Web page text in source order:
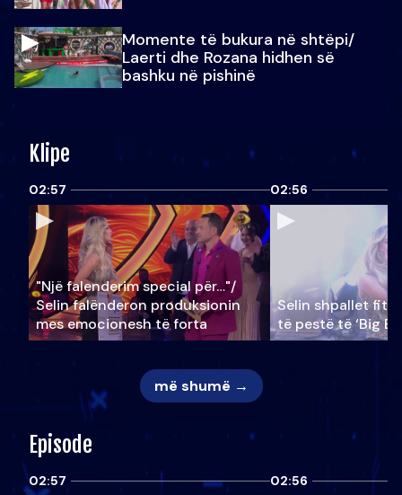
Momente të bukura në shtëpi/
Laerti dhe Rozana hidhen së
bashku në pishinë
Klipe
02:57
"Një falenderim special për…"/
Selin falënderon produksionin
mes emocionesh të forta
02:56
Selin shpallet
të pestë të ‘Big
më shumë →
Episode
02:57 02:56